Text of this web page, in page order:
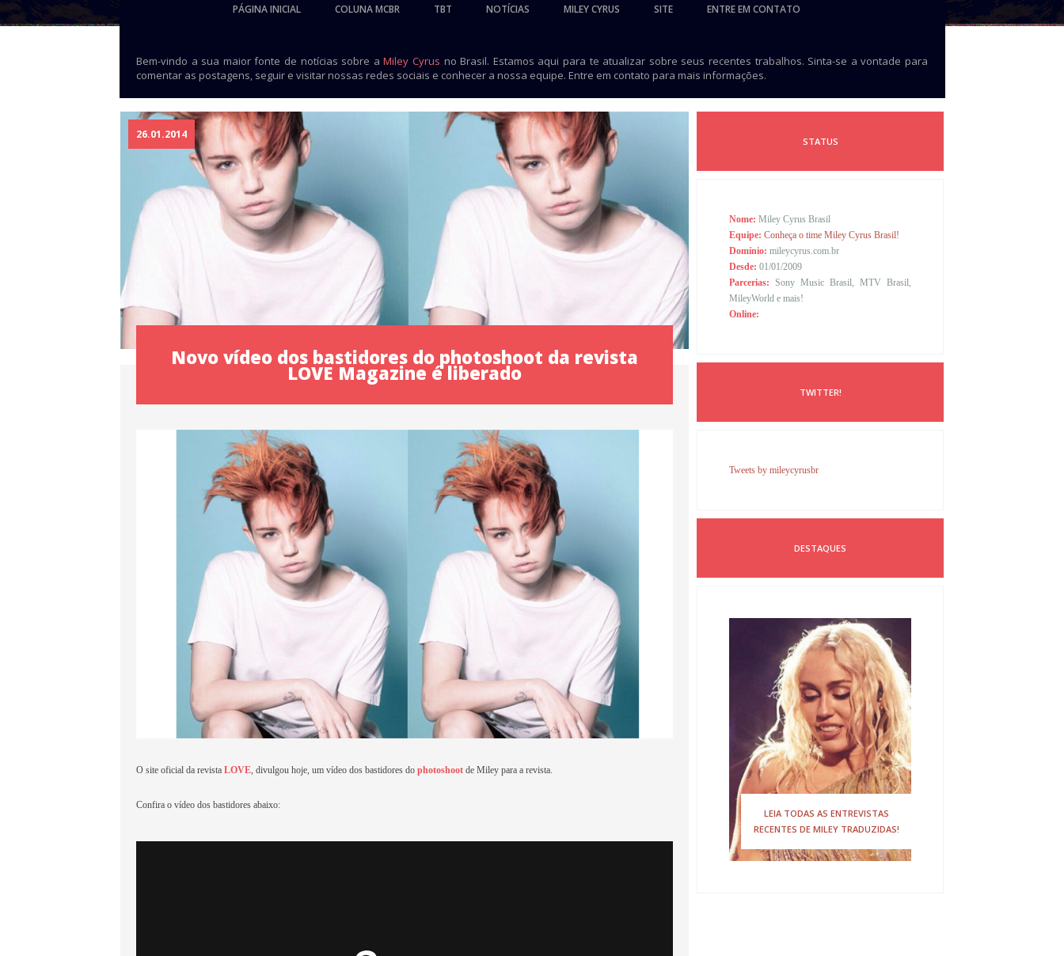
PÁGINA INICIAL COLUNA MCBR TBT NOTÍCIAS MILEY CYRUS SITE ENTRE EM CONTATO
Bem-vindo a sua maior fonte de notícias sobre aMiley Cyrus no Brasil. Estamos aqui para te atualizar sobre seus recentes trabalhos. Sinta-se a vontade para
comentar as postagens, seguir e visitar nossas redes sociais e conhecer a nossa equipe. Entre em contato para mais informações.
26.01.2014
Novo vídeo dos bastidores do photoshoot da revista
LOVE Magazine é liberado
O site oficial da revista LOVE , divulgou hoje, um vídeo dos bastidores do photoshoot de Miley para a revista.
Confira o vídeo dos bastidores abaixo:
STATUS
Nome: Miley Cyrus Brasil
Equipe: Conheça o time Miley Cyrus Brasil!
Domínio: mileycyrus.com.br
Desde: 01/01/2009
Parcerias: Sony Music Brasil, MTV Brasil,
MileyWorld e mais!
Online:
TWITTER!
Tweets by mileycyrusbr
DESTAQUES
LEIA TODAS AS ENTREVISTAS
RECENTES DE MILEY TRADUZIDAS!